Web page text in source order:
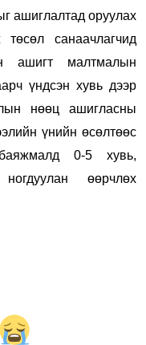
ашиглалтад оруулах
санаачлагчид
ашигт малтмалын
үндсэн хувь дээр
нөөц ашигласны
үнийн өсөлтөөс
0-5 хувь,
өөрчлөх